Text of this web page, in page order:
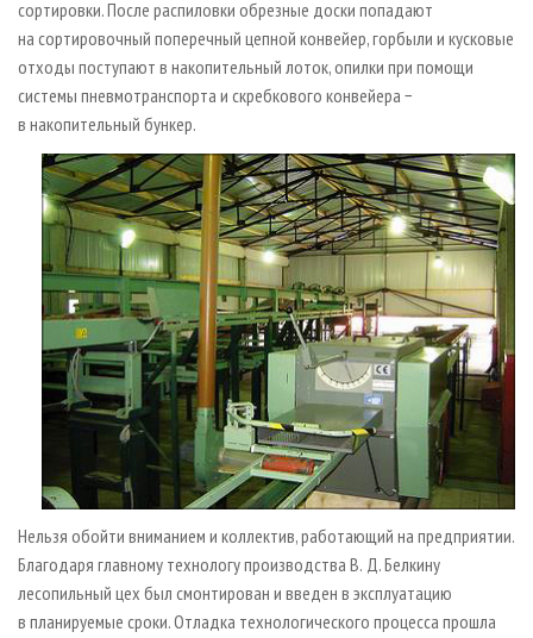
сортировки. После распиловки обрезные доски попадают
на сортировочный поперечный цепной конвейер, горбыли и кусковые
отходы поступают в накопительный лоток, опилки при помощи
системы пневмотранспорта и скребкового конвейера −
в накопительный бункер.
Нельзя обойти вниманием и коллектив, работающий на предприятии.
Благодаря главному технологу производства В. Д. Белкину
лесопильный цех был смонтирован и введен в эксплуатацию
в планируемые сроки. Отладка технологического процесса прошла